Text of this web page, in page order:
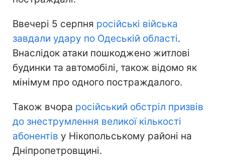
Ввечері 5 серпня російські війська
завдали удару по Одеській області.
Внаслідок атаки пошкоджено житлові
будинки та автомобілі, також відомо як
мінімум про одного постраждалого.
Також вчора російський обстріл призвів
до знеструмлення великої кількості
абонентів у Нікопольському районі на
Дніпропетровщині.